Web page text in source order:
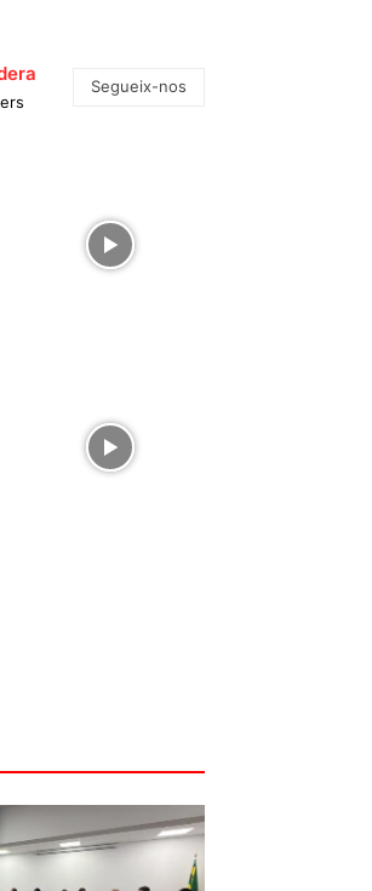
Segueix-nos